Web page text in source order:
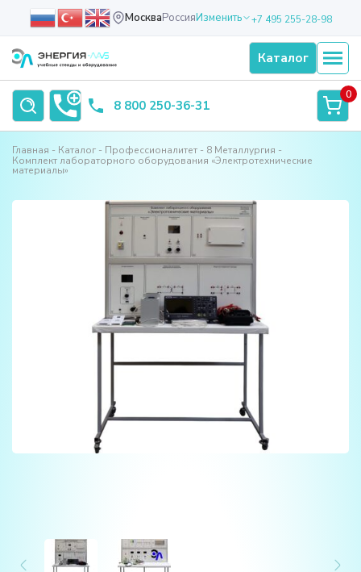
МоскваРоссияИзменить +7 495 255-28-98
Каталог
8 800 250-36-31
0
Главная Каталог Профессионалитет
8 Металлургия
Комплект лабораторного оборудования «Электротехнические
материалы»